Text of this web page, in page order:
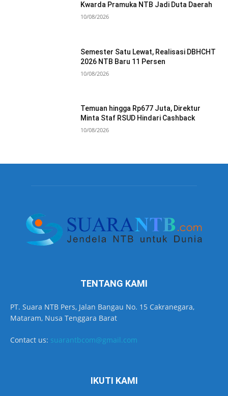
Kwarda Pramuka NTB Jadi Duta Daerah
10/08/2026
Semester Satu Lewat, Realisasi DBHCHT
2026 NTB Baru 11 Persen
10/08/2026
Temuan hingga Rp677 Juta, Direktur
Minta Staf RSUD Hindari Cashback
10/08/2026
TENTANG KAMI
PT. Suara NTB Pers, Jalan Bangau No. 15 Cakranegara,
Mataram, Nusa Tenggara Barat
Contact us: suarantbcom@gmail.com
IKUTI KAMI